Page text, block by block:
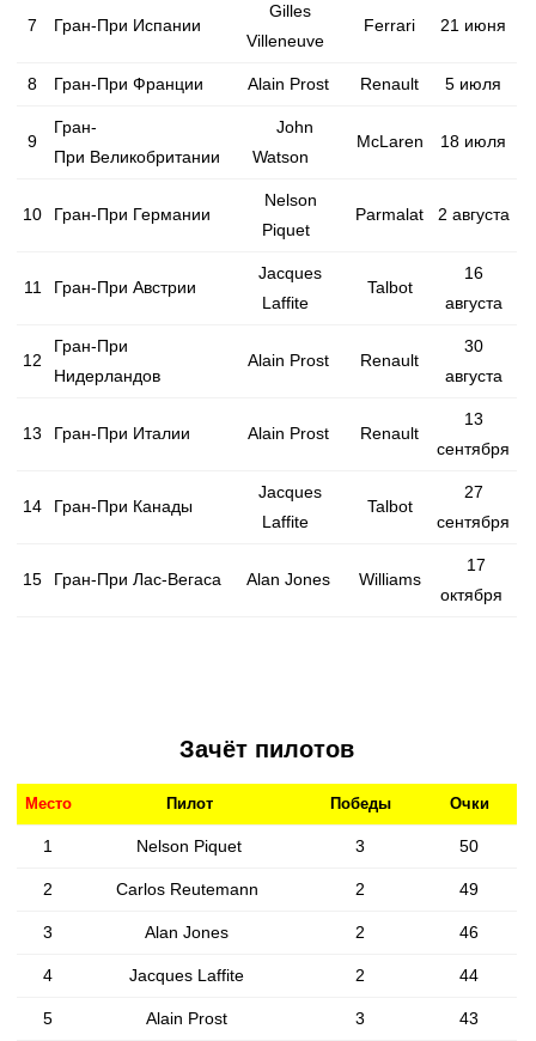
7 Гран-При Испании
Gilles
Villeneuve
Ferrari 21 июня
8 Гран-При Франции Alain Prost Renault 5 июля
9
Гран-
При Великобритании
John
Watson
McLaren 18 июля
10 Гран-При Германии
Nelson
Piquet
Parmalat 2 августа
11 Гран-При Австрии
Jacques
Laffite
Talbot
16
августа
12
Гран-При
Нидерландов
Alain Prost Renault
30
августа
13 Гран-При Италии Alain Prost Renault
13
сентября
14 Гран-При Канады
Jacques
Laffite
Talbot
27
сентября
15 Гран-При Лас-Вегаса Alan Jones Williams
17
октября
Зачёт пилотов
1 Nelson Piquet 3 50
2 Carlos Reutemann 2 49
3 Alan Jones 2 46
4 Jacques Laffite 2 44
5 Alain Prost 3 43
Место Пилот Победы Очки